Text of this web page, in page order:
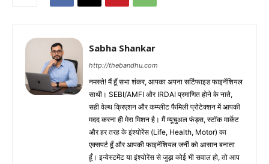
Sabha Shankar
http://thebandhu.com
नमस्ते! मैं हूँ सभा शंकर, आपका अपना सर्टिफाइड फाइनेंशियल
साथी। SEBI/AMFI और IRDAI प्रमाणित होने के नाते,
सही वेल्थ क्रिएशन और कम्प्लीट फैमिली प्रोटेक्शन में आपकी
मदद करना ही मेरा मिशन है। मैं म्यूचुअल फंड्स, स्टॉक मार्केट
और हर तरह के इंश्योरेंस (Life, Health, Motor) का
एक्सपर्ट हूँ और आपकी फाइनेंशियल जर्नी को आसान बनाता
हूँ। इन्वेस्टमेंट या इंश्योरेंस से जुड़ा कोई भी सवाल हो, तो आप